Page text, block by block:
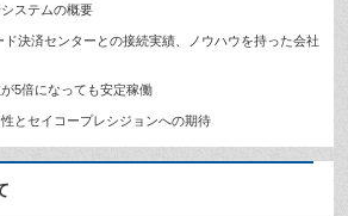
ステムの概要
決済センターとの接続実績、ノウハウを持った会社
5倍になっても安定稼働
とセイコープレシジョンへの期待